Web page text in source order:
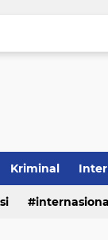
Kriminal